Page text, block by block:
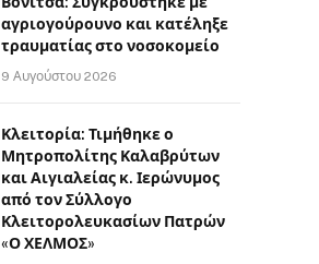
αγριογούρουνο και κατέληξε
τραυματίας στο νοσοκομείο
9 Αυγούστου 2026
Κλειτορία: Τιμήθηκε ο
Μητροπολίτης Καλαβρύτων
και Αιγιαλείας κ. Ιερώνυμος
από τον Σύλλογο
Κλειτορολευκασίων Πατρών
«Ο ΧΕΛΜΟΣ»